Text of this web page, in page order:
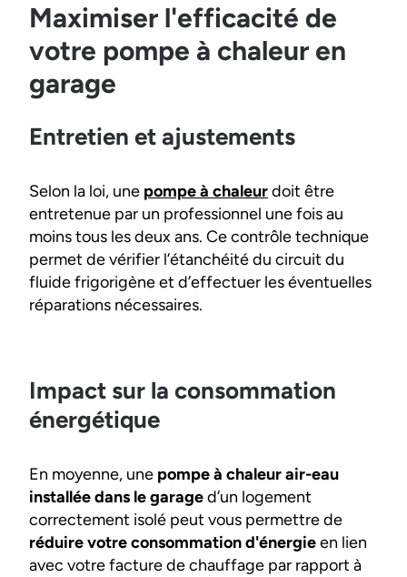
Maximiser l'efficacité de
votre pompe à chaleur en
garage
Entretien et ajustements
Selon la loi, une pompe à chaleurdoit être
entretenue par un professionnel une fois au
moins tous les deux ans. Ce contrôle technique
permet de vérifier l’étanchéité du circuit du
fluide frigorigène et d’effectuer les éventuelles
réparations nécessaires.
Impact sur la consommation
énergétique
En moyenne, une pompe à chaleur air-eau
installée dans le garaged’un logement
correctement isolé peut vous permettre de
réduire votre consommation d'énergieen lien
avec votre facture de chauffage par rapport à